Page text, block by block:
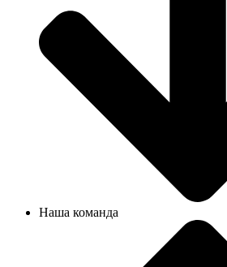
Наша команда